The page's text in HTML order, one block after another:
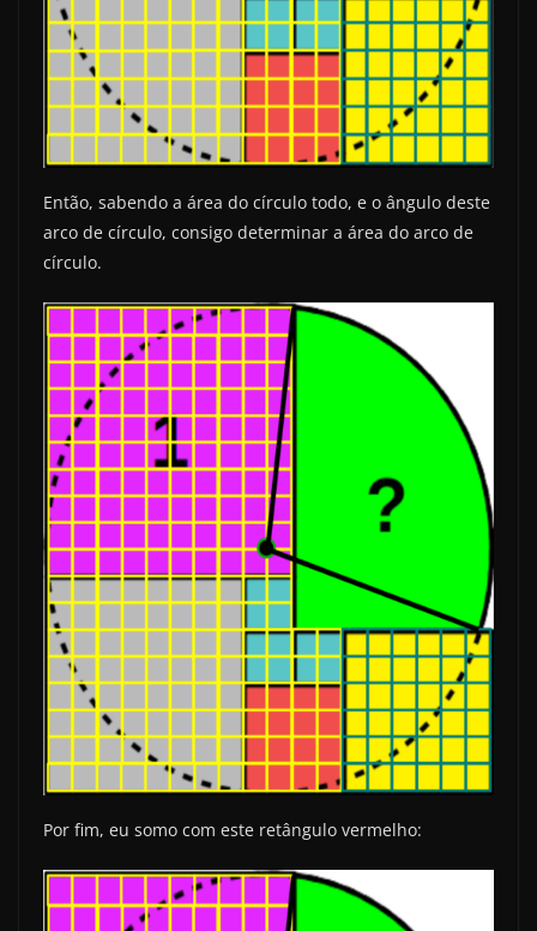
Então, sabendo a área do círculo todo, e o ângulo deste
arco de círculo, consigo determinar a área do arco de
círculo.
Por fim, eu somo com este retângulo vermelho: